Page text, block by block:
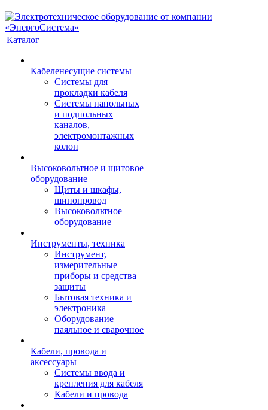
Каталог
Кабеленесущие системы
Системы для
прокладки кабеля
Системы напольных
и подпольных
каналов,
электромонтажных
колон
Высоковольтное и щитовое
оборудование
Щиты и шкафы,
шинопровод
Высоковольтное
оборудование
Инструменты, техника
Инструмент,
измерительные
приборы и средства
защиты
Бытовая техника и
электроника
Оборудование
паяльное и сварочное
Кабели, провода и
аксессуары
Системы ввода и
крепления для кабеля
Кабели и провода